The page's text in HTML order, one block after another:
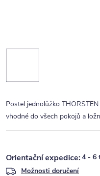
Postel jednolůžko
vhodné do všech pokojů a
4 - 6
Možnosti doručení